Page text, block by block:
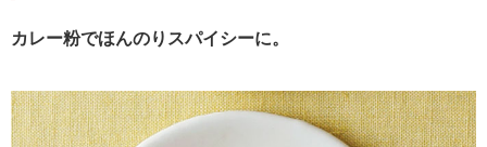
カレー粉でほんのりスパイシーに。